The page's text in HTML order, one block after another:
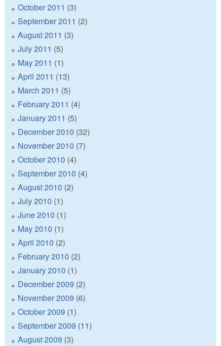
October 2011 (3)
September 2011 (2)
August 2011 (3)
July 2011 (5)
May 2011 (1)
April 2011 (13)
March 2011 (5)
February 2011 (4)
January 2011 (5)
December 2010 (32)
November 2010 (7)
October 2010 (4)
September 2010 (4)
August 2010 (2)
July 2010 (1)
June 2010 (1)
May 2010 (1)
April 2010 (2)
February 2010 (2)
January 2010 (1)
December 2009 (2)
November 2009 (6)
October 2009 (1)
September 2009 (11)
August 2009 (3)